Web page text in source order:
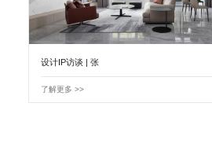
设计IP访谈 | 张
了解更多 >>